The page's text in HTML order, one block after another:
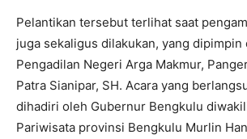
Pelantikan tersebut terlihat saat
juga sekaligus dilakukan, yang dipimpin
Pengadilan Negeri Arga Makmur,
Patra Sianipar, SH. Acara yang
dihadiri oleh Gubernur Bengkulu
Pariwisata provinsi Bengkulu Murlin